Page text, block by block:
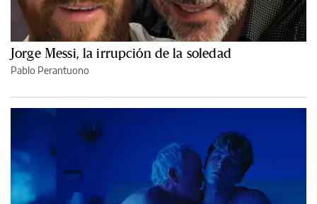
Jorge Messi, la irrupción de la soledad
Pablo Perantuono